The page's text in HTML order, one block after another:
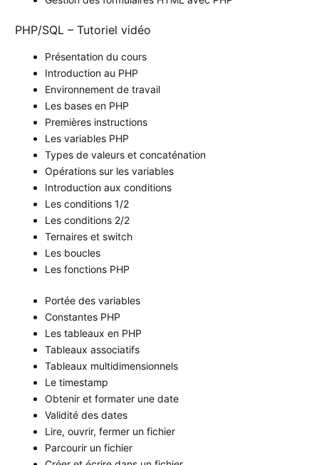
PHP/SQL – Tutoriel vidéo
Présentation du cours
Introduction au PHP
Environnement de travail
Les bases en PHP
Premières instructions
Les variables PHP
Types de valeurs et concaténation
Opérations sur les variables
Introduction aux conditions
Les conditions 1/2
Les conditions 2/2
Ternaires et switch
Les boucles
Les fonctions PHP
Portée des variables
Constantes PHP
Les tableaux en PHP
Tableaux associatifs
Tableaux multidimensionnels
Le timestamp
Obtenir et formater une date
Validité des dates
Lire, ouvrir, fermer un fichier
Parcourir un fichier